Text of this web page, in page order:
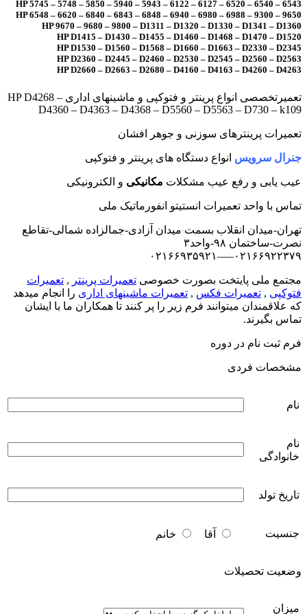
HP 5745 – 5748 – 5850 – 5940 – 5943 – 6122 – 6127 – 6520 – 6540 – 6543
HP 6548 – 6620 – 6840 – 6843 – 6848 – 6940 – 6980 – 6988 – 9300 – 9650
HP 9670 – 9680 – 9800 – D1311 – D1320 – D1330 – D1341 – D1360
HP D1415 – D1430 – D1455 – D1460 – D1468 – D1470 – D1520
HP D1530 – D1560 – D1568 – D1660 – D1663 – D2330 – D2345
HP D2360 – D2445 – D2460 – D2530 – D2545 – D2560 – D2563
HP D2660 – D2663 – D2680 – D4160 – D4163 – D4260 – D4263
تعمیرتخصصی انواع پرینتر و فتوکپی و ماشینهای اداری HP D4268 –
D4360 – D4363 – D4368 – D5560 – D5563 – D730 – k109
تعمیرات پرینترهای سوزنی و جوهر افشان
جنرال سرویس انواع دستگاه های پرینتر و فتوکپی
عیب یابی و رفع عیب مشکلات مکانیکی و الکترونیکی
تماس با واحد تعمیرات انستیتو انفورماتیک ملی
تهران-میدان انقلاب بسمت میدان آزادی-جمالزاده شمالی-تقاطع
نصرت-ساختمان ۹۸-واحد۳
۰۲۱۶۶۹۲۲۳۷۹—–۰۲۱۶۶۹۳۵۹۲۱
مجتمع ملی پایتخت بصورت خصوصی تعمیرات پرینتر , تعمیرات
فتوکپی , تعمیرات فکس , تعمیرات ماشینهای اداری را انجام میدهد
که علاقمندان میتوانند فرم زیر را پر کنند تا همکاران ما با ایشان
تماس بگیرند.
فرم ثبت نام در دوره
مشخصات فردی
نام
نام
خانوادگی
تاریخ تولد
جنسیت آقا خانم
وضعیت تحصیلات
میزان